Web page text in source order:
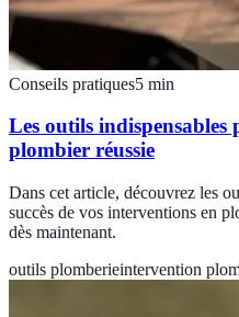
Conseils pratiques5 min
Les outils
plombier réussie
Dans cet article, découvrez les
succès de vos interventions en
dès maintenant.
outils plomberieintervention